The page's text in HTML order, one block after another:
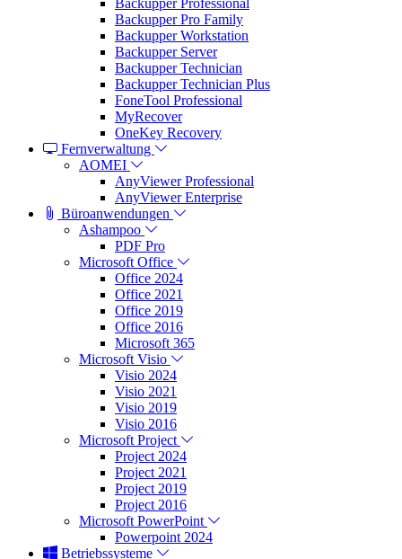
Backupper Professional
Backupper Pro Family
Backupper Workstation
Backupper Server
Backupper Technician
Backupper Technician Plus
FoneTool Professional
MyRecover
OneKey Recovery
Fernverwaltung
AOMEI
AnyViewer Professional
AnyViewer Enterprise
Büroanwendungen
Ashampoo
PDF Pro
Microsoft Office
Office 2024
Office 2021
Office 2019
Office 2016
Microsoft 365
Microsoft Visio
Visio 2024
Visio 2021
Visio 2019
Visio 2016
Microsoft Project
Project 2024
Project 2021
Project 2019
Project 2016
Microsoft PowerPoint
Powerpoint 2024
Betriebssysteme